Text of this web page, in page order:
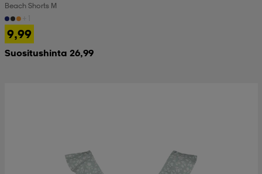
Beach Shorts M
9,99
Suositushinta 26,99